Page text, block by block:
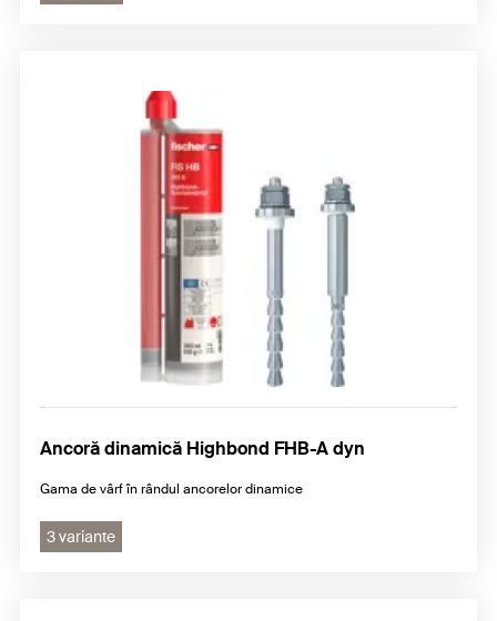
Ancoră dinamică Highbond FHB-A dyn
Gama de vârf în rândul ancorelor dinamice
3 variante